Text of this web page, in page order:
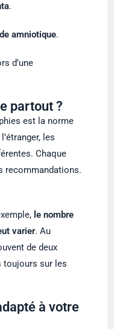
.
amniotique.
d’une
partout ?
est la norme
les
Chaque
recommandations.
le nombre
varier. Au
de deux
toujours sur les
à votre